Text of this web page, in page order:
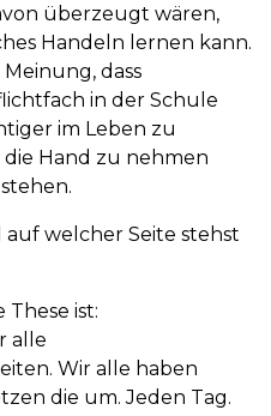
überzeugt wären,
Handeln lernen kann.
dass
in der Schule
im Leben zu
die Hand zu nehmen
auf welcher Seite stehst
These ist:
alle
Wir alle haben
die um. Jeden Tag.